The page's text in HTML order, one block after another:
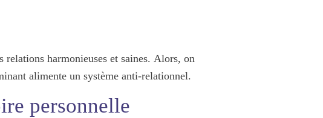
harmonieuses et saines. Alors, on
alimente un système anti-relationnel.
personnelle